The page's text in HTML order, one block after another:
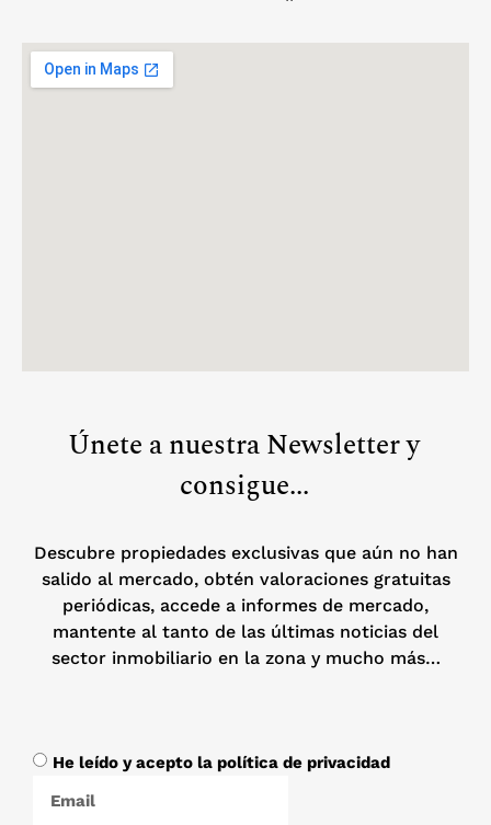
Únete a nuestra Newsletter y
consigue...
Descubre propiedades exclusivas que aún no han
salido al mercado, obtén valoraciones gratuitas
periódicas, accede a informes de mercado,
mantente al tanto de las últimas noticias del
sector inmobiliario en la zona y mucho más…
He leído y acepto la política de privacidad